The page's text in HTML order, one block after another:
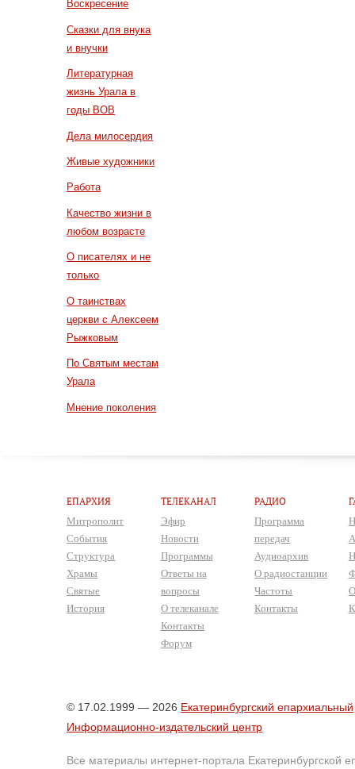
Воскресение
Сказки для внука
и внучки
Литературная
жизнь Урала в
годы ВОВ
Дела милосердия
Живые художники
Работа
Качество жизни в
любом возрасте
О писателях и не
только
О таинствах
церкви с Алексеем
Рыжковым
По Святым местам
Урала
Мнение поколения
ЕПАРХИЯ
Митрополит
События
Структура
Храмы
Святые
История
ТЕЛЕКАНАЛ
Эфир
Новости
Программы
Ответы на
вопросы
О телеканале
Контакты
Форум
РАДИО
Программа
передач
Аудиоархив
О радиостанции
Частоты
Контакты
© 17.02.1999 — 2026 Екатеринбургский епархиальный
Информационно-издательский центр
Все материалы интернет-портала Екатеринбургской